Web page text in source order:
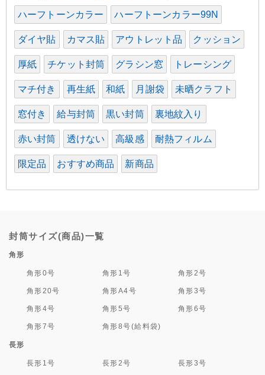
ハーフトーンカラー ハーフトーンカラー99N
ダイヤ貼 カマス貼 アウトレット品 クッション
厚紙 チケット封筒 グラシン窓 トレーシング
マチ付き 再生紙 和紙 月謝袋 未晒クラフト
窓付き 給与封筒 黒い封筒 裏地紋入り
赤い封筒 透けない 高級感 耐熱フィルム
限定品 おすすめ商品 新商品
封筒サイズ(商品)一覧
角形
角形0号 角形1号 角形2号
角形20号 角形A4号 角形3号
角形4号 角形5号 角形6号
角形7号 角形8号(給料袋)
長形
長形1号 長形2号 長形3号